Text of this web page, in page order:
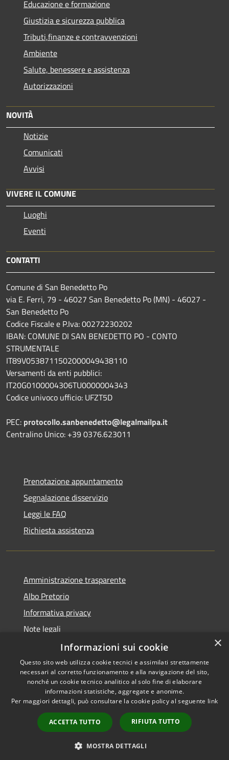
Educazione e formazione
Giustizia e sicurezza pubblica
Tributi,finanze e contravvenzioni
Ambiente
Salute, benessere e assistenza
Autorizzazioni
NOVITÀ
Notizie
Comunicati
Avvisi
VIVERE IL COMUNE
Luoghi
Eventi
CONTATTI
Comune di San Benedetto Po
via E. Ferri, 79 - 46027 San Benedetto Po (MN) - 46027 -
San Benedetto Po
Codice Fiscale e P.Iva: 00272230202
IBAN: COMUNE DI SAN BENEDETTO PO - CONTO
STRUMENTALE
IT89V0538711502000049438110
Versamenti da enti pubblici:
IT20G0100004306TU0000004343
Codice univoco ufficio: UFZT5D
PEC: protocollo.sanbenedetto@legalmailpa.it
Centralino Unico: +39 0376.623011
Prenotazione appuntamento
Segnalazione disservizio
Leggi le FAQ
Richiesta assistenza
Amministrazione trasparente
Albo Pretorio
Informativa privacy
Note legali
Dichiarazione di accessibilità
RSS
Accessibilità
Copyright © 2021 • Città
di San Benedetto Po •
Powered byMunicipium
Accesso redazione
×
Informazioni sui cookie
Questo sito web utilizza cookie tecnici e assimilati strettamente
necessari al corretto funzionamento e alla navigazione del sito,
nonché un cookie tecnico analitico al solo fine di elaborare
informazioni statistiche, aggregate e anonime.
Per maggiori dettagli, può consultare la cookie policy al seguente link
ACCETTA TUTTO RIFIUTA TUTTO
MOSTRA DETTAGLI